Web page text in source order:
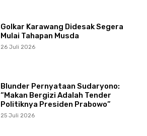
Golkar Karawang Didesak Segera
Mulai Tahapan Musda
26 Juli 2026
Blunder Pernyataan Sudaryono:
“Makan Bergizi Adalah Tender
Politiknya Presiden Prabowo”
25 Juli 2026